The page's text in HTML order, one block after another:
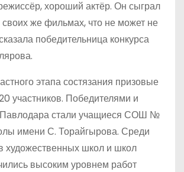
хороший актёр. Он сыграл
же фильмах, что не может не
победительница конкурса
этапа состязания призовые
участников. Победителями и
Павлодара стали учащиеся СОШ №
имени С. Торайгырова. Среди
художественных школ и школ
высоким уровнем работ